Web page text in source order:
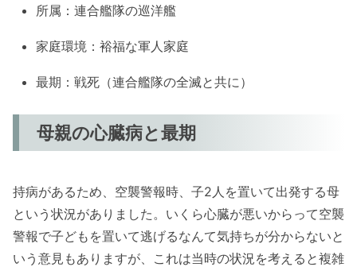
所属：連合艦隊の巡洋艦
家庭環境：裕福な軍人家庭
最期：戦死（連合艦隊の全滅と共に）
母親の心臓病と最期
持病があるため、空襲警報時、子2人を置いて出発する母
という状況がありました。いくら心臓が悪いからって空襲
警報で子どもを置いて逃げるなんて気持ちが分からないと
いう意見もありますが、これは当時の状況を考えると複雑